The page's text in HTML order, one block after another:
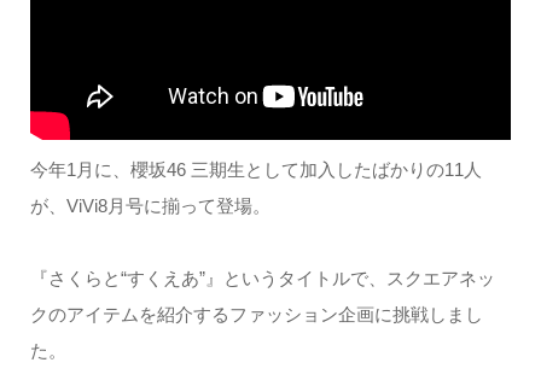
今年1月に、櫻坂46 三期生として加入したばかりの11人
が、ViVi8月号に揃って登場。
『さくらと“すくえあ”』というタイトルで、スクエアネッ
クのアイテムを紹介するファッション企画に挑戦しまし
た。